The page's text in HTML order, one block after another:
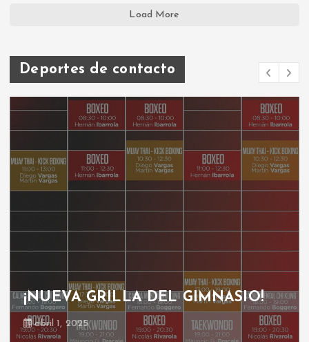
Load More
Deportes de contacto
¡NUEVA GRILLA DEL GIMNASIO!
abril 1, 2025